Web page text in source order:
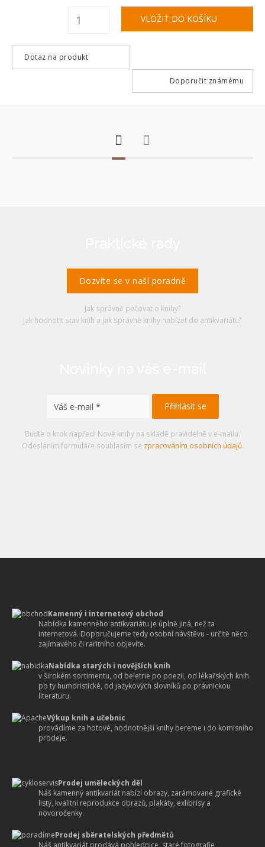
Dotaz na produkt
Doporučit známému
Dozvíte se v naší poradně
Jak správně pečovat o knihy?
Jak hodnotit stav knih a jak správně knihy nabízet do antikvariátu?
Buďte o krok napřed! Nové knihy na skladě pravidelně v e-mailu.
Odesláním formuláře souhlasím se zpracováním osobních údajů.
Kamenný i internetový obchod
Nabídka kamenného antikvariátu je úplně jiná, než ta
internetová. Doporučujeme tedy osobní návštěvu - určitě něco
zajímavého či raritního objevíte.
Nabídka starých i novějších knih
v širokém sortimentu, od beletrie po poezii, od lékařských knih
po ty humoristické, od jazykových slovníků po právnickou
literaturu.
Výkup knih a učebnic
provádíme za hotové, hodnotnější knihy bereme i do komisního
prodeje.
Prodej uměleckých děl
Náš kamenný antikvariát nabízí obrazy, zarámované grafické
listy, kvalitní reprodukce obrazů, plakáty, exlibrisy a
novoročenky.
Prodej sběratelských předmětů
Náš antikvariát prodává pohlednice, staré fotografie,